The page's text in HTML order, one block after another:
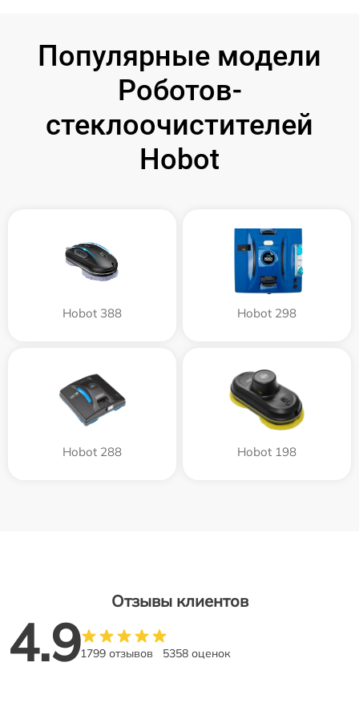
Популярные модели
Роботов-
стеклоочистителей
Hobot
Hobot 388 Hobot 298
Hobot 288 Hobot 198
Отзывы клиентов
4.91799 отзывов 5358 оценок